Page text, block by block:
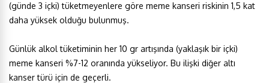
(günde 3 içki) tüketmeyenlere göre meme kanseri riskinin 1,5 kat
daha yüksek olduğu bulunmuş.
Günlük alkol tüketiminin her 10 gr artışında (yaklaşık bir içki)
meme kanseri %7-12 oranında yükseliyor. Bu ilişki diğer altı
kanser türü için de geçerli.